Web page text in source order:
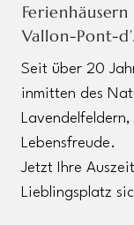
Vallon-Pont-
Seit über 20
inmitten des
Lebensfreude.
Jetzt Ihre
Lieblingsplatz